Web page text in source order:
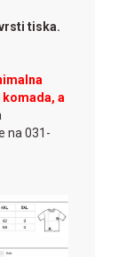
tiska.
komada, a
na 031-